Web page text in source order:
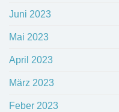
Juni 2023
Mai 2023
April 2023
März 2023
Feber 2023